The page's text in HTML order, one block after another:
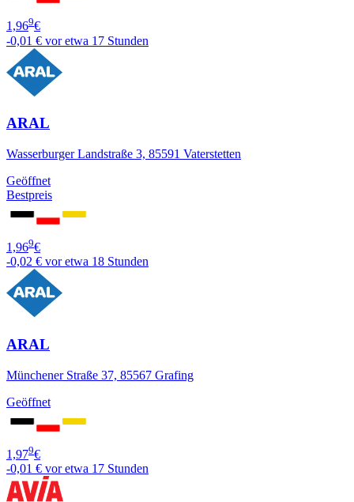
1,969€
-0,01 € vor etwa 17 Stunden
ARAL
Wasserburger Landstraße 3, 85591 Vaterstetten
Geöffnet
Bestpreis
1,969€
-0,02 € vor etwa 18 Stunden
ARAL
Münchener Straße 37, 85567 Grafing
Geöffnet
1,979€
-0,01 € vor etwa 17 Stunden